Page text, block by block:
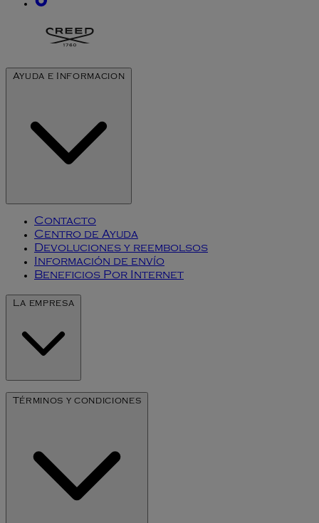
Ayuda e Informacion
Contacto
Centro de Ayuda
Devoluciones y reembolsos
Información de envío
Beneficios Por Internet
La empresa
Nuestra Historia
Términos y condiciones